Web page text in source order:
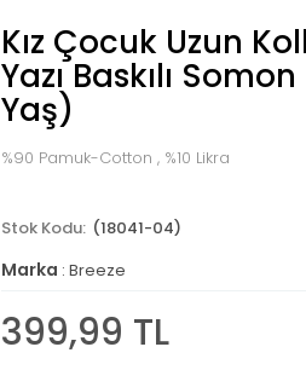
Kız Çocuk Uzun
Yazı Baskılı
Yaş)
%90 Pamuk-Cotton , %10 Likra
(18041-04)
Marka : Breeze
399,99 TL